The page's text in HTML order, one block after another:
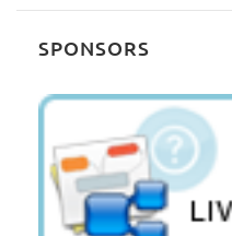
SPONSORS